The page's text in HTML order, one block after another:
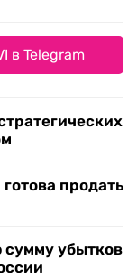
в Telegram
продать
убытков